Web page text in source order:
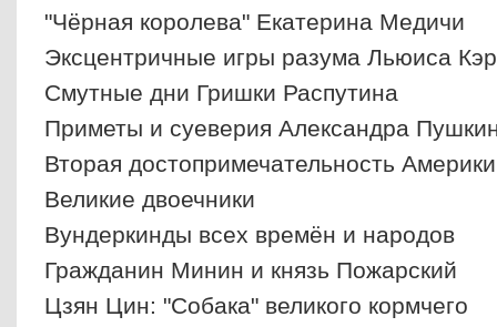
"Чёрная королева" Екатерина Медичи
Эксцентричные игры разума Льюиса
Смутные дни Гришки Распутина
Приметы и суеверия Александра
Вторая достопримечательность Америки
Великие двоечники
Вундеркинды всех времён и народов
Гражданин Минин и князь Пожарский
Цзян Цин: "Собака" великого кормчего